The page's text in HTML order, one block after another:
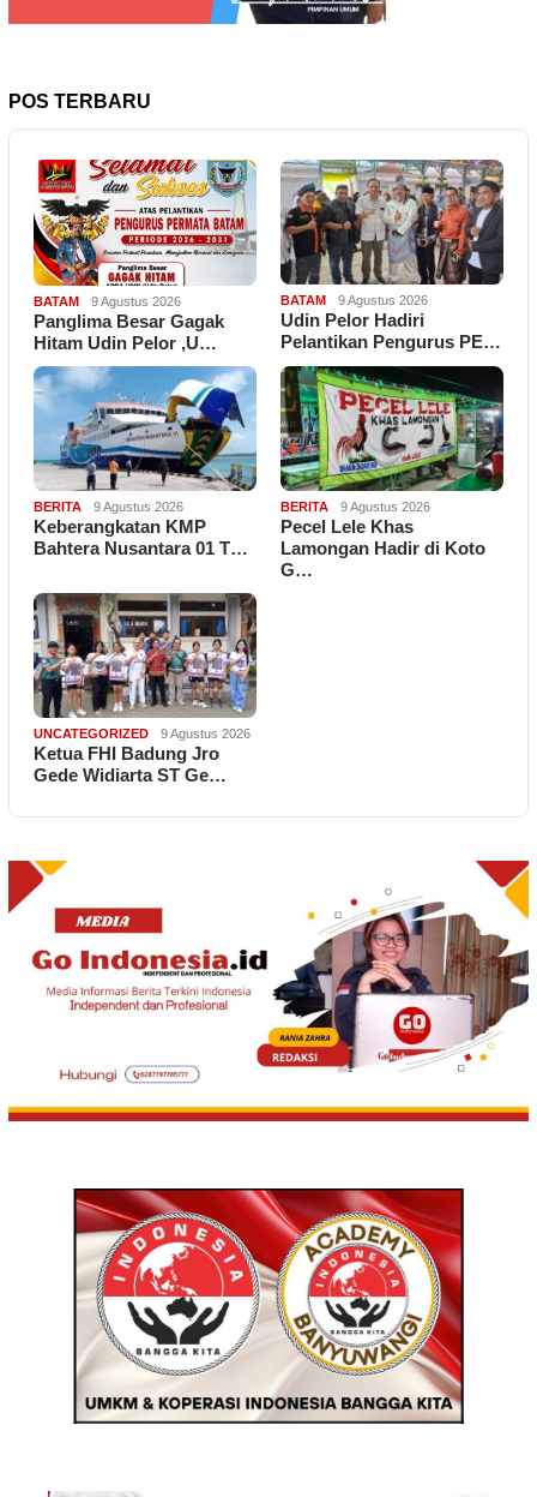
POS TERBARU
BATAM 9 Agustus 2026
Panglima Besar Gagak
Hitam Udin Pelor ,U…
BATAM 9 Agustus 2026
Udin Pelor Hadiri
Pelantikan Pengurus PE…
BERITA 9 Agustus 2026
Keberangkatan KMP
Bahtera Nusantara 01 T…
BERITA 9 Agustus 2026
Pecel Lele Khas
Lamongan Hadir di Koto
G…
UNCATEGORIZED 9 Agustus 2026
Ketua FHI Badung Jro
Gede Widiarta ST Ge…